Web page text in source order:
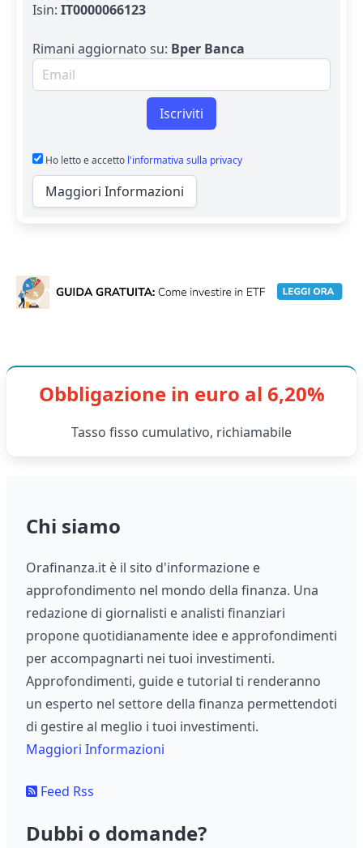
Isin: IT0000066123
Rimani aggiornato su: Bper Banca
Email per newsletter
Iscriviti
Ho letto e accetto l'informativa sulla privacy
Maggiori Informazioni
Obbligazione in euro al 6,20%
Tasso fisso cumulativo, richiamabile
Chi siamo
Orafinanza.it è il sito d'informazione e
approfondimento nel mondo della finanza. Una
redazione di giornalisti e analisti finanziari
propone quotidianamente idee e approfondimenti
per accompagnarti nei tuoi investimenti.
Approfondimenti, guide e tutorial ti renderanno
un esperto nel settore della finanza permettendoti
di gestire al meglio i tuoi investimenti.
Maggiori Informazioni
Feed Rss
Dubbi o domande?